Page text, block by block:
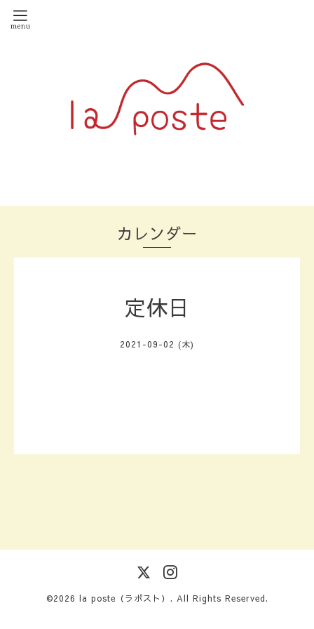
カレンダー
定休日
2021-09-02 (木)
©2026 la poste（ラポスト） . All Rights Reserved.